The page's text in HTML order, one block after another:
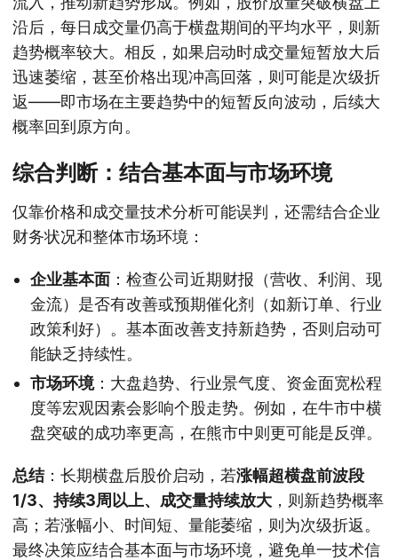
沿后，每日成交量仍高于横盘期间的平均水平，则新
趋势概率较大。相反，如果启动时成交量短暂放大后
迅速萎缩，甚至价格出现冲高回落，则可能是次级折
返——即市场在主要趋势中的短暂反向波动，后续大
概率回到原方向。
综合判断：结合基本面与市场环境
仅靠价格和成交量技术分析可能误判，还需结合企业
财务状况和整体市场环境：
企业基本面 ：检查公司近期财报（营收、利润、现
金流）是否有改善或预期催化剂（如新订单、行业
政策利好）。基本面改善支持新趋势，否则启动可
能缺乏持续性。
市场环境：大盘趋势、行业景气度、资金面宽松程
度等宏观因素会影响个股走势。例如，在牛市中横
盘突破的成功率更高，在熊市中则更可能是反弹。
总结：长期横盘后股价启动，若涨幅超横盘前波段
1/3、持续3周以上、成交量持续放大 ，则新趋势概率
高；若涨幅小、时间短、量能萎缩，则为次级折返。
最终决策应结合基本面与市场环境，避免单一技术信